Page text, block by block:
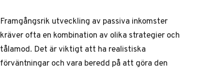
Framgångsrik utveckling av passiva inkomster
kräver ofta en kombination av olika strategier och
tålamod. Det är viktigt att ha realistiska
förväntningar och vara beredd på att göra den